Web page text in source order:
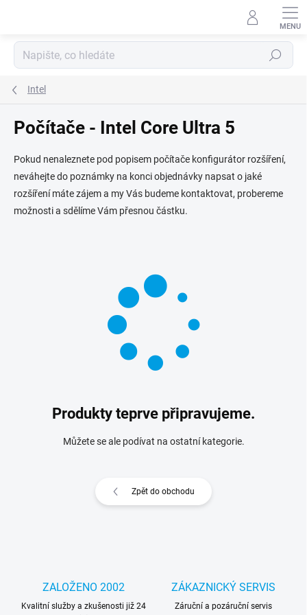
Hledat
Intel
Počítače - Intel Core Ultra 5
Pokud nenaleznete pod popisem počítače konfigurátor rozšíření,
neváhejte do poznámky na konci objednávky napsat o jaké
rozšíření máte zájem a my Vás budeme kontaktovat, probereme
možnosti a sdělíme Vám přesnou částku.
Produkty teprve připravujeme.
Můžete se ale podívat na ostatní kategorie.
Zpět do obchodu
ZALOŽENO 2002
Kvalitní služby a zkušenosti již 24
ZÁKAZNICKÝ SERVIS
Záruční a pozáruční servis